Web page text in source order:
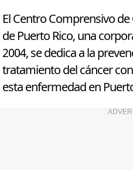
El Centro Comprensivo
de Puerto Rico, una
2004, se dedica a la
tratamiento del cáncer
esta enfermedad en